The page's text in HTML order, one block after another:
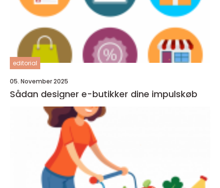
editorial
05. November 2025
Sådan designer e-butikker dine impulskøb